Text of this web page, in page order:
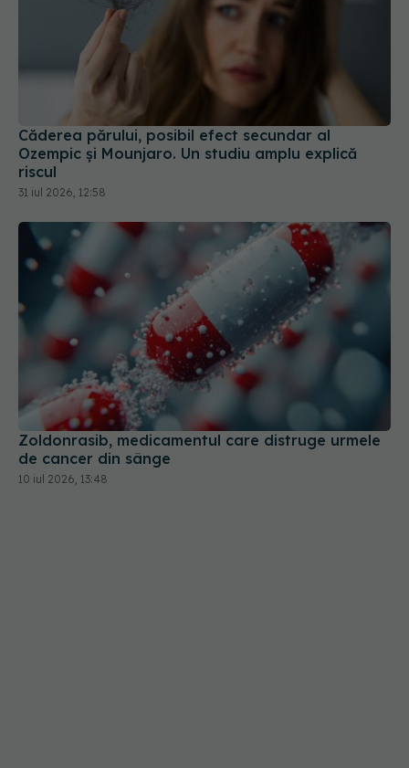
Căderea părului, posibil efect secundar al
Ozempic și Mounjaro. Un studiu amplu explică
31 iul 2026, 12:58
Zoldonrasib, medicamentul care distruge urmele
de cancer din sânge
10 iul 2026, 13:48